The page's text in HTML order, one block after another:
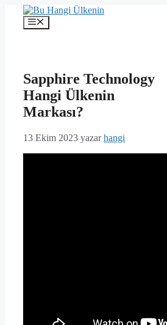
İçeriğe
Menü
Sapphire Technology
Hangi Ülkenin
Markası?
13 Ekim 2023 yazarhangi